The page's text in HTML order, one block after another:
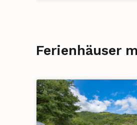
Ferienhäuser